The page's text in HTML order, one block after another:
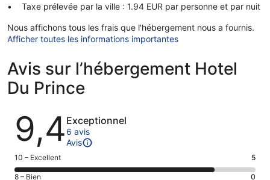
Taxe prélevée par la ville : 1.94 EUR par personne et par nuit
Nous affichons tous les frais que l'hébergement nous a fournis.
Afficher toutes les informations importantes
Avis sur l’hébergement Hotel
Du Prince
Avis
9,4 Exceptionnel
6 avis
Avis
Note
des
10 – Excellent 5
Note
8 – Bien 0